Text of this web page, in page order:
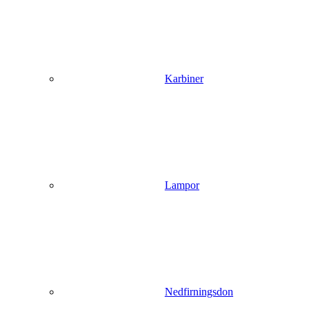
Karbiner
Lampor
Nedfirningsdon